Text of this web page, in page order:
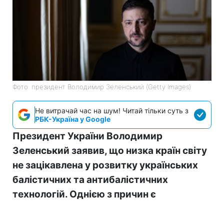
Фото: президент Володимир Зеленський (Getty Images)
Не витрачай час на шум! Читай тільки суть з
РБК-Україна у Google
Президент України Володимир
Зеленський заявив, що низка країн світу
не зацікавлена у розвитку українських
балістичних та антибалістичних
технологій. Однією з причин є